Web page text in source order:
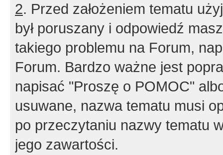
2. Przed założeniem tematu
był poruszany i odpowiedź
takiego problemu na Forum,
Forum. Bardzo ważne jest
napisać "Proszę o POMOC"
usuwane, nazwa tematu musi
po przeczytaniu nazwy tematu
jego zawartości.